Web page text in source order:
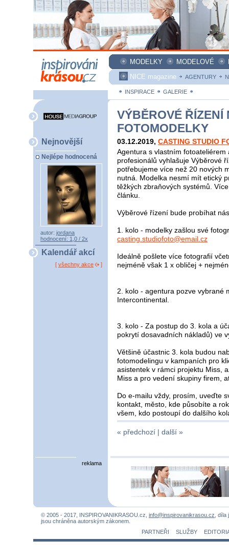
MODELKY MODELOVÉ
NICE magazine
AGENTURY
INSPIRACE GALERIE
Nejnovější
Nejlépe hodnocená
autor: jordana
hodnocení: 1,0 / 2x
Kalendář akcí
[ všechny akce ]
VÝBĚROVÉ ŘÍZENÍ
FOTOMODELKY
03.12.2019, CASTING STUDIO
Agentura s vlastním
profesionálů vyhlašuje Výběrové
potřebujeme více než 20 nových
nutná. Modelka nesmí mít etický
těžkých zbraňových systémů.
článku.
Výběrové řízení bude probíhat
1. kolo - modelky zašlou své
casting.studiofoto@email.cz
Ideálně pošlete více fotografií
nejméně však 1 x obličej +
2. kolo - agentura pozve vybrané
Intercontinental.
3. kolo - Za postup do 3. kola a
pokrytí dosavadních nákladů) ve
Většině účastnic 3. kola budou
fotomodelingu v kampaních pro
asistentek v rámci projektu Miss,
Miss a pro vedení skupiny firem,
Do e-mailu vždy, prosím, uveďte
kontakt, město, kde působíte a
všem, kdo postoupí do dalšího
« předchozí | další »
reklama
© 2005 - 2017, INSPIROVANIKRASOU.cz, info@inspirovanikrasou.cz ,
jsou chráněna autorským zákonem.
PARTNEŘI
SLUŽBY